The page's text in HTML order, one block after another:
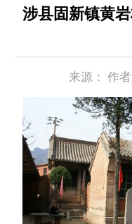
涉县固新镇黄
来源： 作